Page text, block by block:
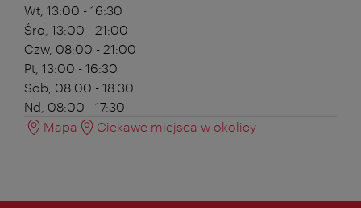
Wt, 13:00 - 16:30
Śro, 13:00 - 21:00
Czw, 08:00 - 21:00
Pt, 13:00 - 16:30
Sob, 08:00 - 18:30
Nd, 08:00 - 17:30
Mapa
Ciekawe miejsca w okolicy